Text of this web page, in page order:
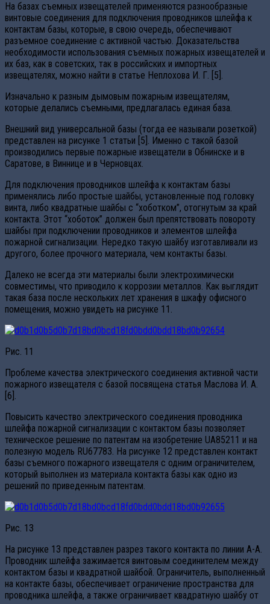
На базах съемных извещателей применяются разнообразные
винтовые соединения для подключения проводников шлейфа к
контактам базы, которые, в свою очередь, обеспечивают
разъемное соединение с активной частью. Доказательства
необходимости использования съемных пожарных извещателей и
их баз, как в советских, так в российских и импортных
извещателях, можно найти в статье Неплохова И. Г. [5].
Изначально к разным дымовым пожарным извещателям,
которые делались съемными, предлагалась единая база.
Внешний вид универсальной базы (тогда ее называли розеткой)
представлен на рисунке 1 статьи [5]. Именно с такой базой
производились первые пожарные извещатели в Обнинске и в
Саратове, в Виннице и в Черновцах.
Для подключения проводников шлейфа к контактам базы
применялись либо простые шайбы, установленные под головку
винта, либо квадратные шайбы с “хоботком”, отогнутым за край
контакта. Этот “хоботок” должен был препятствовать повороту
шайбы при подключении проводников и элементов шлейфа
пожарной сигнализации. Нередко такую шайбу изготавливали из
другого, более прочного материала, чем контакты базы.
Далеко не всегда эти материалы были электрохимически
совместимы, что приводило к коррозии металлов. Как выглядит
такая база после нескольких лет хранения в шкафу офисного
помещения, можно увидеть на рисунке 11.
Рис. 11
Проблеме качества электрического соединения активной части
пожарного извещателя с базой посвящена статья Маслова И. А.
[6].
Повысить качество электрического соединения проводника
шлейфа пожарной сигнализации с контактом базы позволяет
техническое решение по патентам на изобретение UA85211 и на
полезную модель RU67783. На рисунке 12 представлен контакт
базы съемного пожарного извещателя с одним ограничителем,
который выполнен из материала контакта базы как одно из
решений по приведенным патентам.
Рис. 13
На рисунке 13 представлен разрез такого контакта по линии А-А.
Проводник шлейфа зажимается винтовым соединителем между
контактом базы и квадратной шайбой. Ограничитель, выполненный
на контакте базы, обеспечивает ограничение пространства для
проводника шлейфа, а также ограничивает квадратную шайбу от